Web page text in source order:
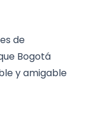
de
Bogotá
y amigable